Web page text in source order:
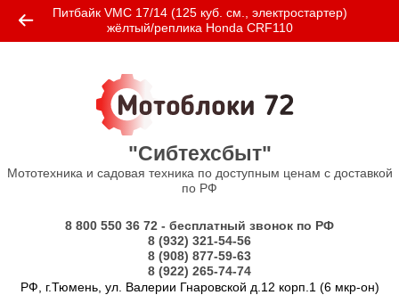
Питбайк VMC 17/14 (125 куб. см., электростартер)
жёлтый/реплика Honda CRF110
"Сибтехсбыт"
Мототехника и садовая техника по доступным ценам с доставкой
по РФ
8 800 550 36 72 - бесплатный звонок по РФ
8 (932) 321-54-56
8 (908) 877-59-63
8 (922) 265-74-74
РФ, г.Тюмень, ул. Валерии Гнаровской д.12 корп.1 (6 мкр-он)